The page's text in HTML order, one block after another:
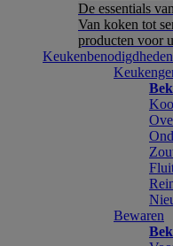
De essentials
Van koken tot
producten voor
Keukenbenodigdheden
Bewaren